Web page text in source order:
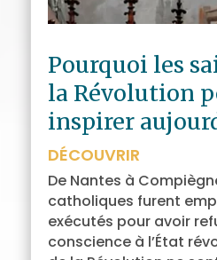
Pourquoi les
la Révolution
inspirer
DÉCOUVRIR
De Nantes à
catholiques furent
exécutés pour avoir
conscience à l’État